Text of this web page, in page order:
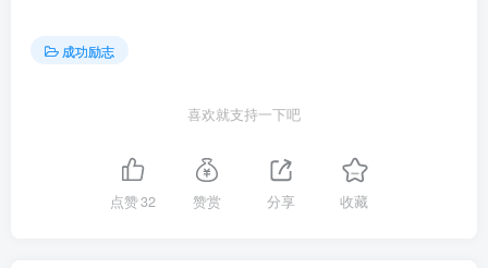
成功励志
喜欢就支持一下吧
点赞32 赞赏 分享 收藏